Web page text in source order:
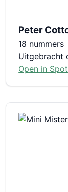
Peter
18 nummers
Uitgebracht
Open in